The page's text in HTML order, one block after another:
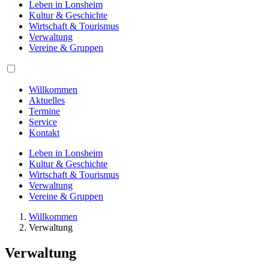
Leben in Lonsheim
Kultur & Geschichte
Wirtschaft & Tourismus
Verwaltung
Vereine & Gruppen
Willkommen
Aktuelles
Termine
Service
Kontakt
Leben in Lonsheim
Kultur & Geschichte
Wirtschaft & Tourismus
Verwaltung
Vereine & Gruppen
Willkommen
Verwaltung
Verwaltung